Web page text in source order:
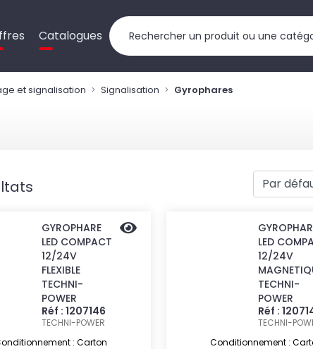
Catalogues
et signalisation Signalisation Gyrophares
GYROPHARE
LED COMPACT
12/24V
FLEXIBLE
TECHNI-
POWER
Réf : 1207146
TECHNI-POWER
: Carton
LED
12/24V
TECHNI-
POWER
Réf :
TECHNI-
Conditionnement :